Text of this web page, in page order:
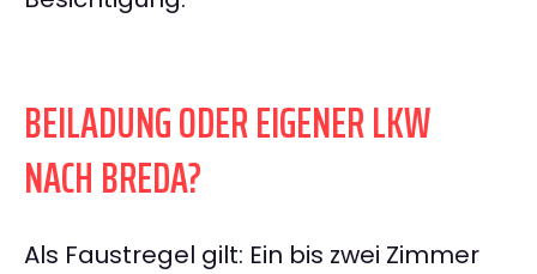
BEILADUNG ODER EIGENER LKW
NACH BREDA?
Als Faustregel gilt: Ein bis zwei Zimmer